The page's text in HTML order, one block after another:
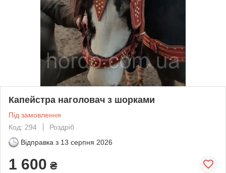
Капейстра наголовач з шорками
Під замовлення
Код: 294
Роздріб
Відправка з 13 серпня 2026
1 600 ₴